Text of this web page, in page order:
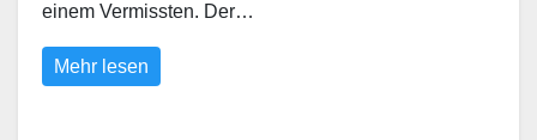
einem Vermissten. Der…
Mehr lesen